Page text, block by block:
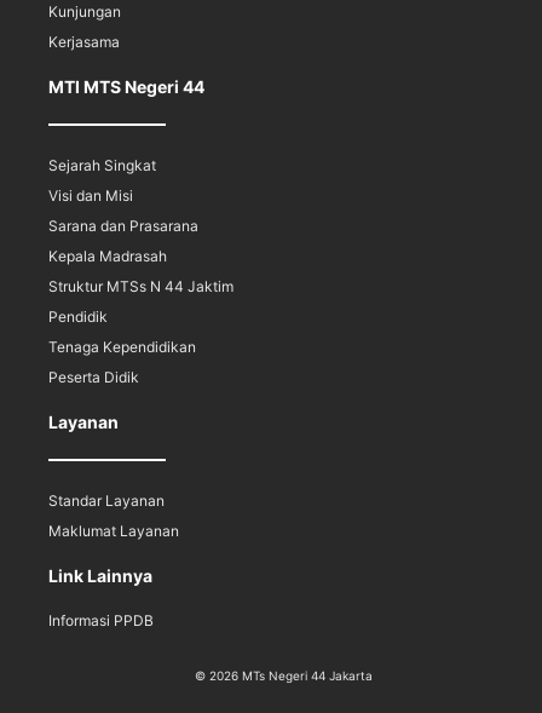
Kunjungan
Kerjasama
MTI MTS Negeri 44
Sejarah Singkat
Visi dan Misi
Sarana dan Prasarana
Kepala Madrasah
Struktur MTSs N 44 Jaktim
Pendidik
Tenaga Kependidikan
Peserta Didik
Layanan
Standar Layanan
Maklumat Layanan
Link Lainnya
Informasi PPDB
© 2026 MTs Negeri 44 Jakarta